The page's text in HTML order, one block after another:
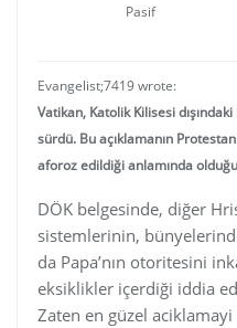
Pasif
Evangelist;7419 wrote:
Vatikan, Katolik Kilisesi
sürdü. Bu açıklamanın
aforoz edildiği anlamında olduğu
DÖK belgesinde, diğer
sistemlerinin,
da Papa’nın otoritesini
eksiklikler içerdiği iddia
Zaten en güzel